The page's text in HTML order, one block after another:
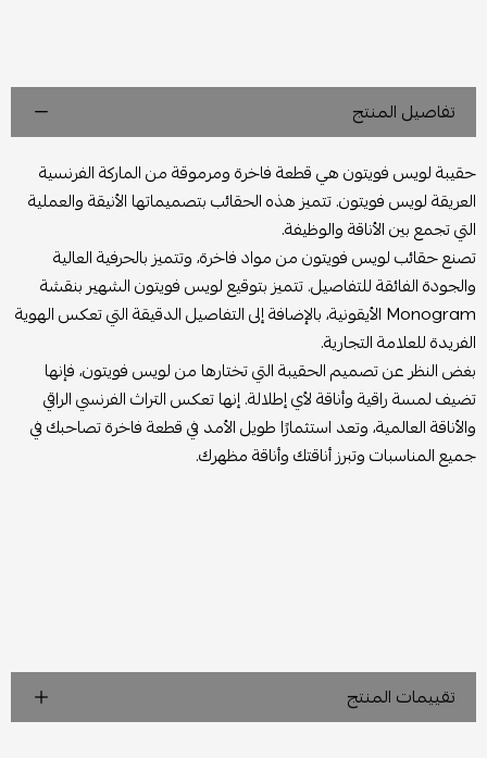
تفاصيل المنتج
حقيبة لويس فويتون هي قطعة فاخرة ومرموقة من الماركة الفرنسية
العريقة لويس فويتون. تتميز هذه الحقائب بتصميماتها الأنيقة والعملية
التي تجمع بين الأناقة والوظيفة.
تصنع حقائب لويس فويتون من مواد فاخرة، وتتميز بالحرفية العالية
والجودة الفائقة للتفاصيل. تتميز بتوقيع لويس فويتون الشهير بنقشة
Monogram الأيقونية، بالإضافة إلى التفاصيل الدقيقة التي تعكس الهوية
الفريدة للعلامة التجارية.
بغض النظر عن تصميم الحقيبة التي تختارها من لويس فويتون، فإنها
تضيف لمسة راقية وأناقة لأي إطلالة. إنها تعكس التراث الفرنسي الراقي
والأناقة العالمية، وتعد استثمارًا طويل الأمد في قطعة فاخرة تصاحبك في
جميع المناسبات وتبرز أناقتك وأناقة مظهرك.
تقييمات المنتج